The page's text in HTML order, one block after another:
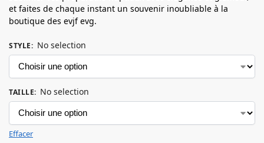
et faites de chaque instant un souvenir inoubliable à la
boutique des evjf evg.
STYLE: No selection
TAILLE: No selection
Effacer